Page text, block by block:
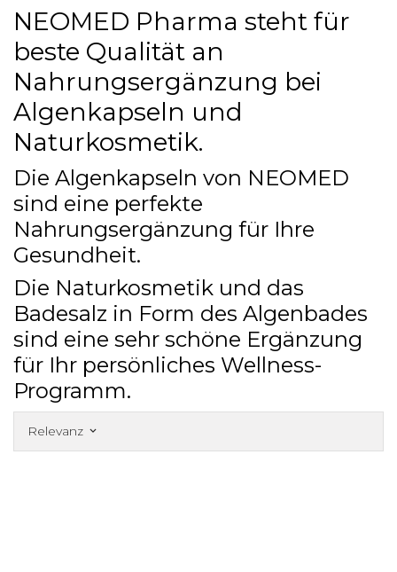
NEOMED Pharma steht für
beste Qualität an
Nahrungsergänzung bei
Algenkapseln und
Naturkosmetik.
Die Algenkapseln von NEOMED
sind eine perfekte
Nahrungsergänzung für Ihre
Gesundheit.
Die Naturkosmetik und das
Badesalz in Form des Algenbades
sind eine sehr schöne Ergänzung
für Ihr persönliches Wellness-
Programm.
Relevanz keyboard_arrow_down